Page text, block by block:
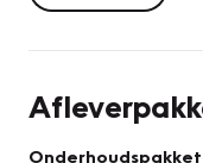
De genoemde prijs
exterieur, volle tank
Onderhoudspakket